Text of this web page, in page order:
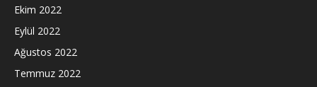
Ekim 2022
Eylül 2022
Ağustos 2022
Temmuz 2022